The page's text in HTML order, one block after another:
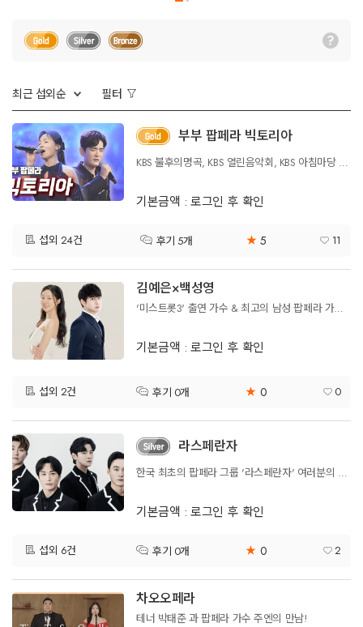
최근 섭외순 필터
부부 팝페라 빅토리아
KBS 불후의명곡, KBS 열린음악회, KBS 아침마당 우승, TV조선 노래하는 대한민국 스타상
기본금액 : 로그인 후 확인
섭외 24건 후기 5개 ★ 5 11
김예은×백성영
'미스트롯3' 출연 가수 & 최고의 남성 팝페라 가수 혼성 듀엣팀
기본금액 : 로그인 후 확인
섭외 2건 후기 0개 ★ 0 0
라스페란자
한국 최초의 팝페라 그룹 '라스페란자' 여러분의 마음에 희망을 심어 드립니다.
기본금액 : 로그인 후 확인
섭외 6건 후기 0개 ★ 0 2
차오오페라
테너 박태준 과 팝페라 가수 주엔의 만남!